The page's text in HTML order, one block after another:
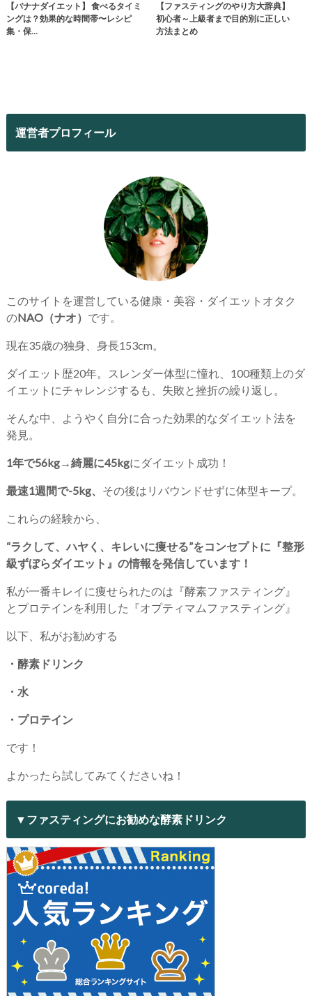
【バナナダイエット】 食べるタイミ
ングは？効果的な時間帯〜レシピ
集・保…
【ファスティングのやり方大辞典】
初心者～上級者まで目的別に正しい
方法まとめ
運営者プロフィール
このサイトを運営している健康・美容・ダイエットオタク
のNAO（ナオ） です。
現在35歳の独身、身長153cm。
ダイエット歴20年。スレンダー体型に憧れ、100種類上のダ
イエットにチャレンジするも、失敗と挫折の繰り返し。
そんな中、ようやく自分に合った効果的なダイエット法を
発見。
1年で56kg→綺麗に45kgにダイエット成功！
最速1週間で-5kg、 その後はリバウンドせずに体型キープ。
これらの経験から、
“ラクして、ハヤく、キレいに痩せる”をコンセプトに『整形
級ずぼらダイエット』の情報を発信しています！
私が一番キレイに痩せられたのは『酵素ファスティング』
とプロテインを利用した『オプティマムファスティング』
以下、私がお勧めする
・酵素ドリンク
・水
・プロテイン
です！
よかったら試してみてくださいね！
▼ファスティングにお勧めな酵素ドリンク